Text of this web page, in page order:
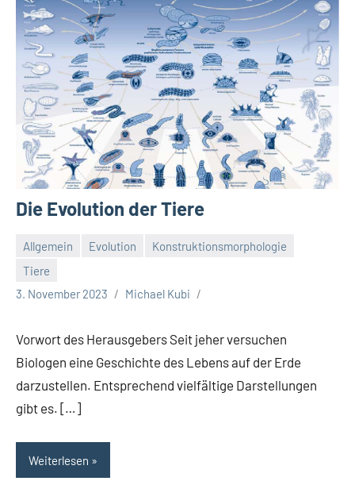
Die Evolution der Tiere
Allgemein Evolution
Konstruktionsmorphologie
Tiere
3. November 2023
Michael Kubi
Vorwort des Herausgebers Seit jeher versuchen
Biologen eine Geschichte des Lebens auf der Erde
darzustellen. Entsprechend vielfältige Darstellungen
gibt es. […]
Weiterlesen